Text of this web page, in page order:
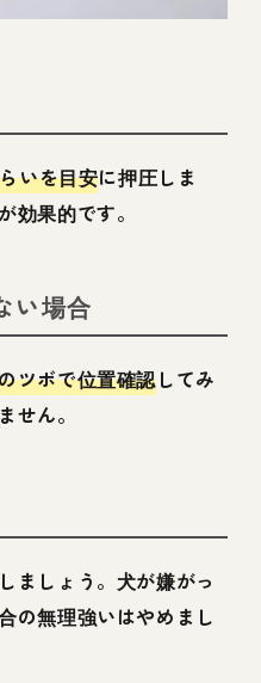
いを目安に押圧しま
効果的です。
い場合
ツボで位置確認してみ
せん。
ましょう。犬が嫌がっ
の無理強いはやめまし